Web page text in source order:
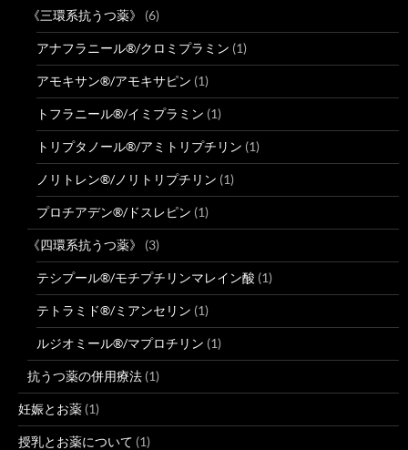
《三環系抗うつ薬》 (6)
アナフラニール®/クロミプラミン (1)
アモキサン®/アモキサピン (1)
トフラニール®/イミプラミン (1)
トリプタノール®/アミトリプチリン (1)
ノリトレン®/ノリトリプチリン (1)
プロチアデン®/ドスレピン (1)
《四環系抗うつ薬》 (3)
テシプール®/モチプチリンマレイン酸 (1)
テトラミド®/ミアンセリン (1)
ルジオミール®/マプロチリン (1)
抗うつ薬の併用療法 (1)
妊娠とお薬 (1)
授乳とお薬について (1)